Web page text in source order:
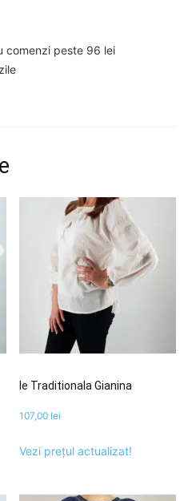
comenzi peste 96 lei
Ie Traditionala Gianina
107,00 lei
Vezi prețul actualizat!